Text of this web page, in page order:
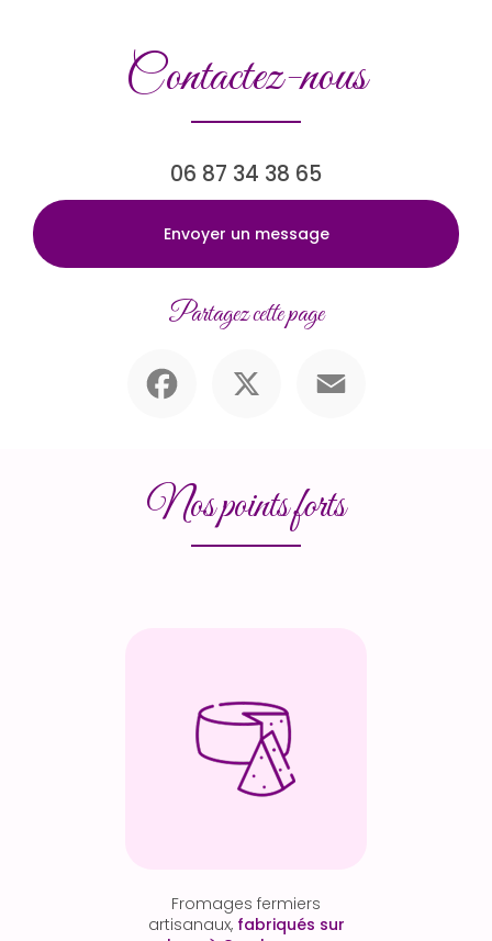
Contactez-nous
06 87 34 38 65
Envoyer un message
Partagez cette page
Nos points forts
Fromages fermiers
artisanaux, fabriqués sur